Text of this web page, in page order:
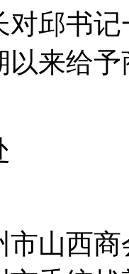
书记
以来给
市山西商